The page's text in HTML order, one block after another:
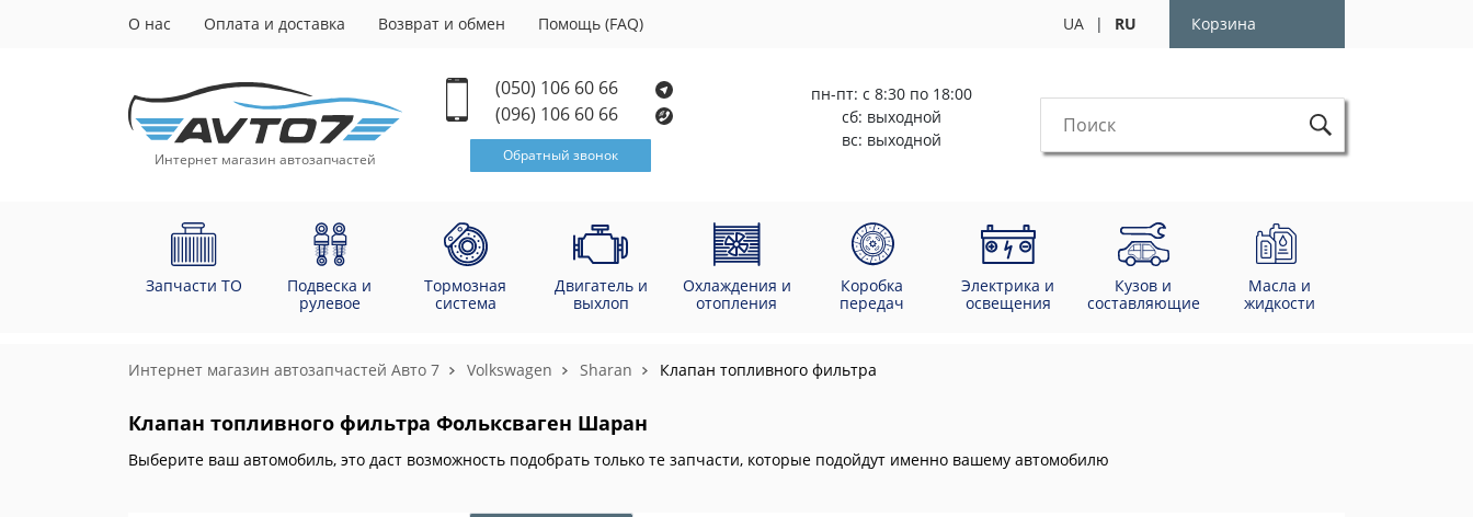
О нас Оплата и доставка Возврат и обмен Помощь (FAQ) UA | RU Корзина
Интернет магазин автозапчастей
(050) 106 60 66
(096) 106 60 66
Обратный звонок
пн-пт: с 8:30 по 18:00
сб: выходной
вс: выходной
Запчасти ТО
Подвеска и
рулевое
Тормозная
система
Двигатель и
выхлоп
Охлаждения и
отопления
Коробка
передач
Электрика и
освещения
Кузов и
составляющие
Масла и
жидкости
Интернет магазин автозапчастей Авто 7 Volkswagen Sharan Клапан топливного фильтра
Клапан топливного фильтра Фольксваген Шаран
Выберите ваш автомобиль, это даст возможность подобрать только те запчасти, которые подойдут именно вашему автомобилю